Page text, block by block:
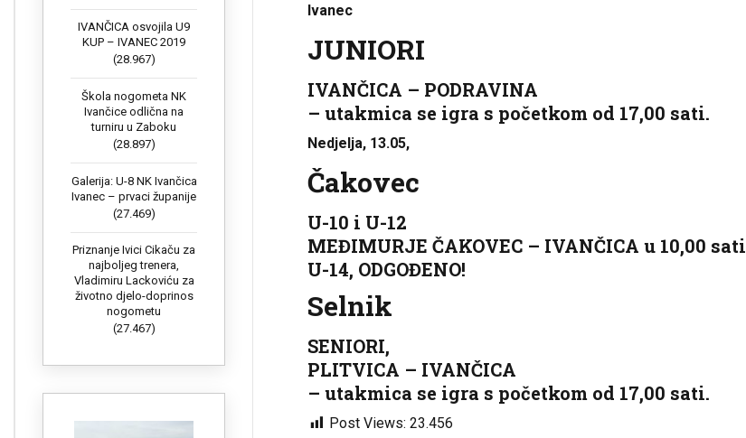
IVANČICA osvojila U9
KUP – IVANEC 2019
(28.967)
Škola nogometa NK
Ivančice odlična na
turniru u Zaboku
(28.897)
Galerija: U-8 NK Ivančica
Ivanec – prvaci županije
(27.469)
Priznanje Ivici Cikaču za
najboljeg trenera,
Vladimiru Lackoviću za
životno djelo-doprinos
nogometu
(27.467)
Ivanec
JUNIORI
IVANČICA – PODRAVINA
– utakmica se igra s početkom od 17,00 sati.
Nedjelja, 13.05,
Čakovec
U-10 i U-12
MEĐIMURJE ČAKOVEC – IVANČICA u 10,00 sati
U-14, ODGOĐENO!
Selnik
SENIORI,
PLITVICA – IVANČICA
– utakmica se igra s početkom od 17,00 sati.
Post Views: 23.456